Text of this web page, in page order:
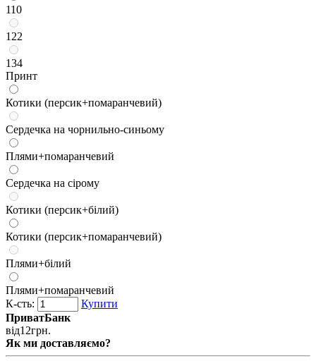
110
122
134
Принт
Котики (персик+помаранчевий)
Сердечка на чорнильно-синьому
Плями+помаранчевий
Сердечка на сірому
Котики (персик+білий)
Котики (персик+помаранчевий)
Плями+білий
Плями+помаранчевий
К-сть:
Купити
ПриватБанк
від12грн.
Як ми доставляємо?